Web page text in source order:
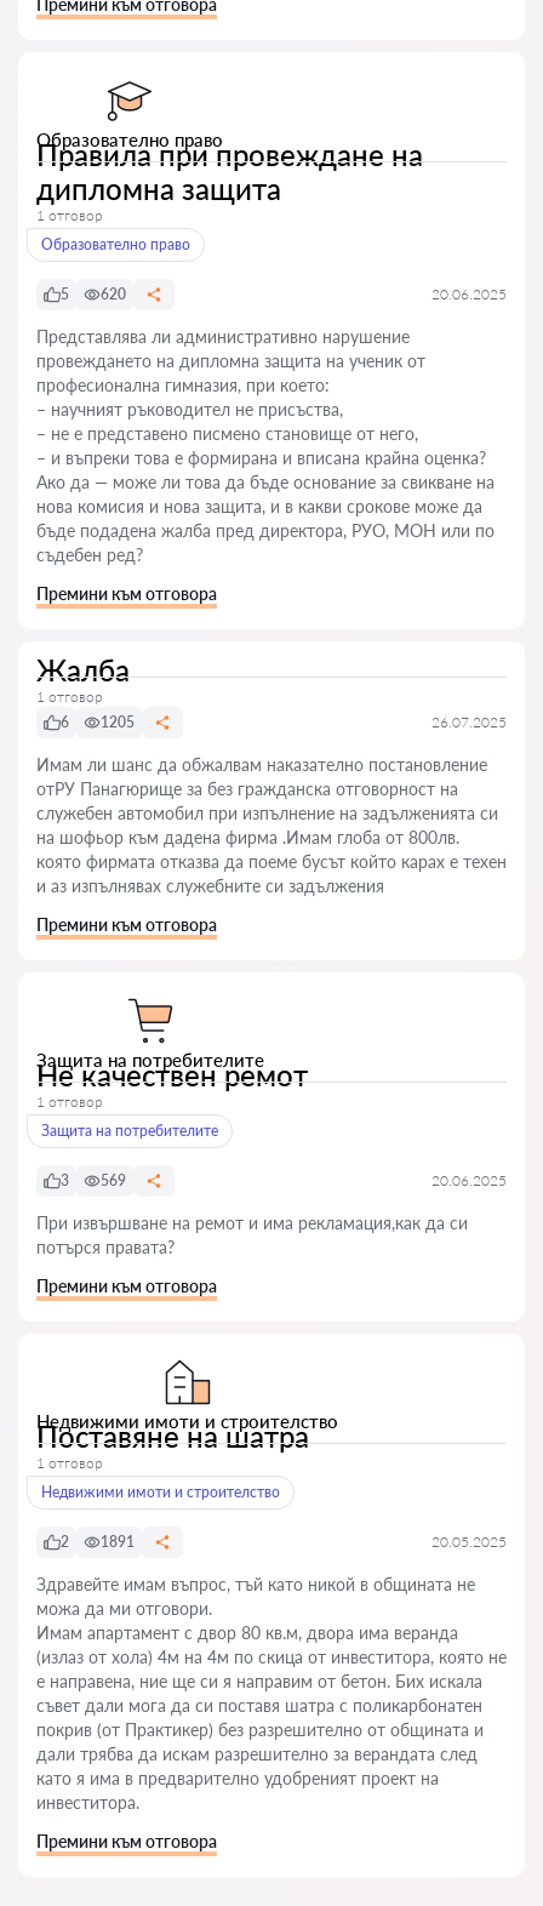
Премини към отговора
Образователно право
Правила при провеждане на
дипломна защита
1 отговор
Образователно право
5 620 20.06.2025
Представлява ли административно нарушение
провеждането на дипломна защита на ученик от
професионална гимназия, при което:
– научният ръководител не присъства,
– не е представено писмено становище от него,
– и въпреки това е формирана и вписана крайна оценка?
Ако да — може ли това да бъде основание за свикване на
нова комисия и нова защита, и в какви срокове може да
бъде подадена жалба пред директора, РУО, МОН или по
съдебен ред?
Премини към отговора
Жалба
1 отговор
6
1205 26.07.2025
Имам ли шанс да обжалвам наказателно постановление
отРУ Панагюрище за без гражданска отговорност на
служебен автомобил при изпълнение на задълженията си
на шофьор към дадена фирма .Имам глоба от 800лв.
която фирмата отказва да поеме бусът който карах е техен
и аз изпълнявах служебните си задължения
Премини към отговора
Защита на потребителите
Не качествен ремот
1 отговор
Защита на потребителите
3 569 20.06.2025
При извършване на ремот и има рекламация,как да си
потърся правата?
Премини към отговора
Недвижими имоти и строителство
Поставяне на шатра
1 отговор
Недвижими имоти и строителство
2 1891 20.05.2025
Здравейте имам въпрос, тъй като никой в общината не
можа да ми отговори.
Имам апартамент с двор 80 кв.м, двора има веранда
(излаз от хола) 4м на 4м по скица от инвеститора, която не
е направена, ние ще си я направим от бетон. Бих искала
съвет дали мога да си поставя шатра с поликарбонатен
покрив (от Практикер) без разрешително от общината и
дали трябва да искам разрешително за верандата след
като я има в предварително удобреният проект на
инвеститора.
Премини към отговора